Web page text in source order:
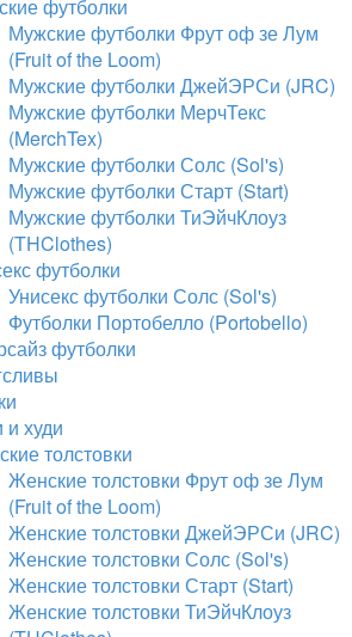
футболки
Мужские футболки Фрут оф зе Лум
(Fruit of the Loom)
Мужские футболки ДжейЭРСи (JRC)
Мужские футболки МерчТекс
(MerchTex)
Мужские футболки Солс (Sol's)
Мужские футболки Старт (Start)
Мужские футболки ТиЭйчКлоуз
(THClothes)
футболки
Унисекс футболки Солс (Sol's)
Футболки Портобелло (Portobello)
футболки
и худи
толстовки
Женские толстовки Фрут оф зе Лум
(Fruit of the Loom)
Женские толстовки ДжейЭРСи (JRC)
Женские толстовки Солс (Sol's)
Женские толстовки Старт (Start)
Женские толстовки ТиЭйчКлоуз